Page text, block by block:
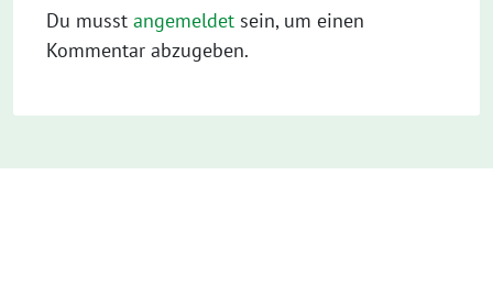
Du musst angemeldet sein, um einen
Kommentar abzugeben.